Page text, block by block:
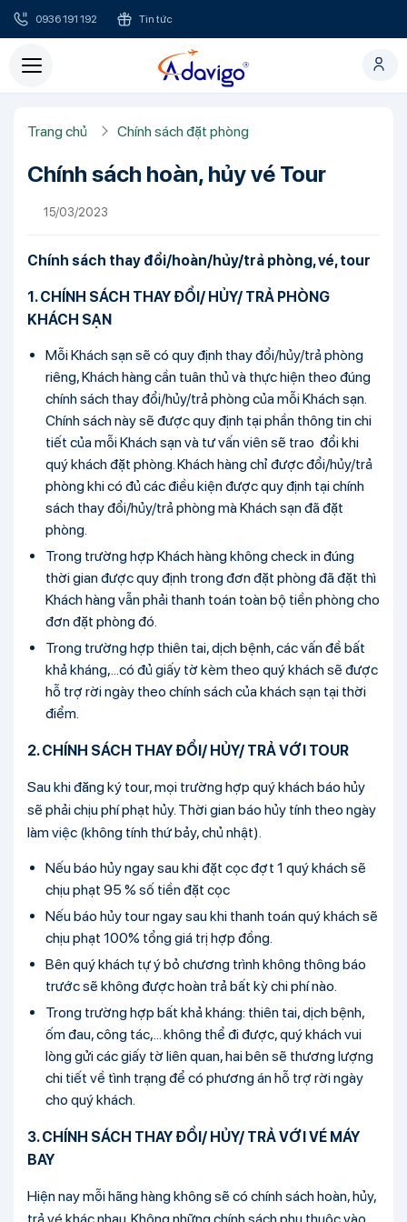
0936 191 192 Tin tức
Trang chủ Chính sách đặt phòng
Chính sách hoàn, hủy vé Tour
15/03/2023
Chính sách thay đổi/hoàn/hủy/trả phòng, vé, tour
1. CHÍNH SÁCH THAY ĐỔI/ HỦY/ TRẢ PHÒNG
KHÁCH SẠN
Mỗi Khách sạn sẽ có quy định thay đổi/hủy/trả phòng
riêng, Khách hàng cần tuân thủ và thực hiện theo đúng
chính sách thay đổi/hủy/trả phòng của mỗi Khách sạn.
Chính sách này sẽ được quy định tại phần thông tin chi
tiết của mỗi Khách sạn và tư vấn viên sẽ trao đổi khi
quý khách đặt phòng. Khách hàng chỉ được đổi/hủy/trả
phòng khi có đủ các điều kiện được quy định tại chính
sách thay đổi/hủy/trả phòng mà Khách sạn đã đặt
phòng.
Trong trường hợp Khách hàng không check in đúng
thời gian được quy định trong đơn đặt phòng đã đặt thì
Khách hàng vẫn phải thanh toán toàn bộ tiền phòng cho
đơn đặt phòng đó.
Trong trường hợp thiên tai, dịch bệnh, các vấn đề bất
khả kháng,...có đủ giấy tờ kèm theo quý khách sẽ được
hỗ trợ rời ngày theo chính sách của khách sạn tại thời
điểm.
2. CHÍNH SÁCH THAY ĐỔI/ HỦY/ TRẢ VỚI TOUR
Sau khi đăng ký tour, mọi trường hợp quý khách báo hủy
sẽ phải chịu phí phạt hủy. Thời gian báo hủy tính theo ngày
làm việc (không tính thứ bảy, chủ nhật).
Nếu báo hủy ngay sau khi đặt cọc đợt 1 quý khách sẽ
chịu phạt 95 % số tiền đặt cọc
Nếu báo hủy tour ngay sau khi thanh toán quý khách sẽ
chịu phạt 100% tổng giá trị hợp đồng.
Bên quý khách tự ý bỏ chương trình không thông báo
trước sẽ không được hoàn trả bất kỳ chi phí nào.
Trong trường hợp bất khả kháng: thiên tai, dịch bệnh,
ốm đau, công tác,... không thể đi được, quý khách vui
lòng gửi các giấy tờ liên quan, hai bên sẽ thương lượng
chi tiết về tình trạng để có phương án hỗ trợ rời ngày
cho quý khách.
3. CHÍNH SÁCH THAY ĐỔI/ HỦY/ TRẢ VỚI VÉ MÁY
BAY
Hiện nay mỗi hãng hàng không sẽ có chính sách hoàn, hủy,